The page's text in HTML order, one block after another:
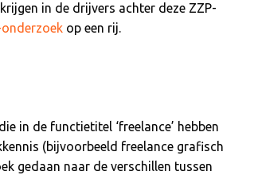
in de drijvers achter deze ZZP-
op een rij.
in de functietitel ‘freelance’ hebben
(bijvoorbeeld freelance grafisch
gedaan naar de verschillen tussen